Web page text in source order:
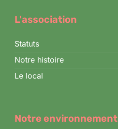
L'association
Statuts
Notre histoire
Le local
Notre environnement